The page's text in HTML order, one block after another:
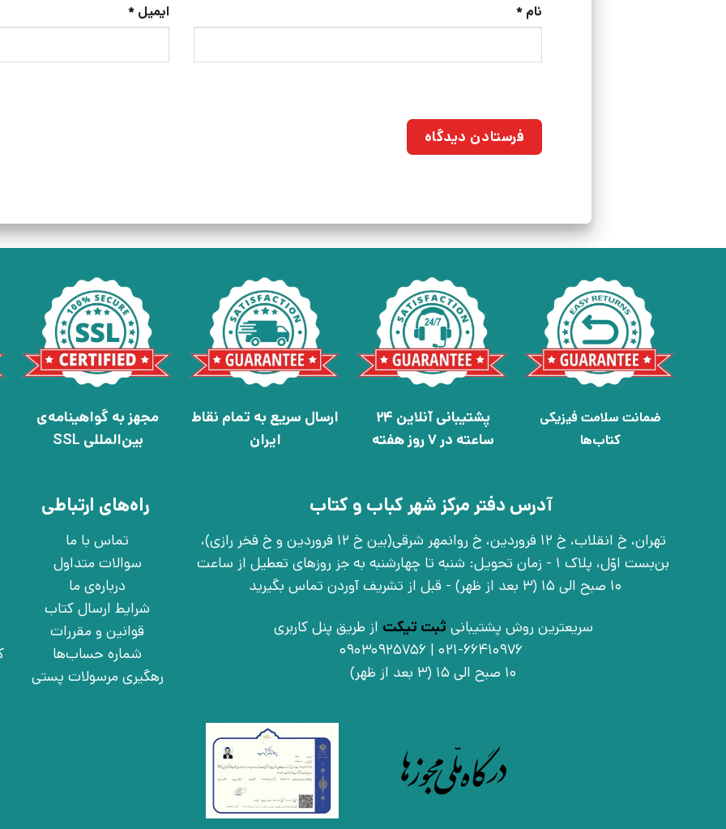
نام * ایمیل *
ضمانت سلامت فیزیکی
کتاب‌ها
پشتیبانی آنلاین 24
ساعته در 7 روز هفته
ارسال سریع به تمام نقاط
ایران
مجهز به گواهینامه‌ی
بین‌المللی SSL
آدرس دفتر مرکز شهر کباب و کتاب
تهران، خ انقلاب، خ 12 فروردین، خ روانمهر شرقی(بین خ 12 فروردین و خ فخر رازی)،
بن‌بست اوّل، پلاک 1 - زمان تحویل: شنبه تا چهارشنبه به جز روزهای تعطیل از ساعت
10 صبح الی 15 (3 بعد از ظهر) - قبل از تشریف آوردن تماس بگیرید
سریعترین روش پشتیبانی ثبت تیکت از طریق پنل کاربری
10 صبح الی 15 (3 بعد از ظهر)
راه‌های ارتباطی
تماس با ما
سوالات متداول
درباره‌ی ما
شرایط ارسال کتاب
قوانین و مقررات
شماره حساب‌ها
رهگیری مرسولات پستی